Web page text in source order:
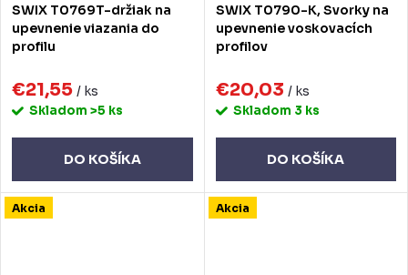
SWIX T0769T-držiak na
upevnenie viazania do
profilu
€21,55 / ks
Skladom >5 ks
DO KOŠÍKA
SWIX T0790-K, Svorky na
upevnenie voskovacích
profilov
€20,03 / ks
Skladom 3 ks
DO KOŠÍKA
Akcia Akcia